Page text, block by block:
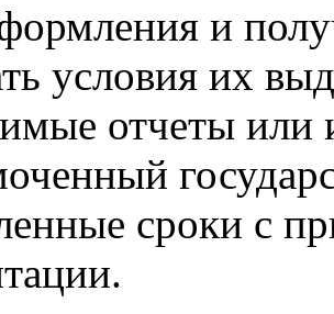
и
условия их
отчеты
сроки с